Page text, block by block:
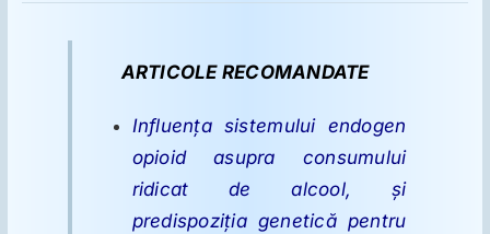
Ginecologie
Mesajele lui Reichelt
ARTICOLE RECOMANDATE
Influenţa sistemului endogen
opioid asupra consumului
ridicat de alcool, şi
predispoziţia genetică pentru